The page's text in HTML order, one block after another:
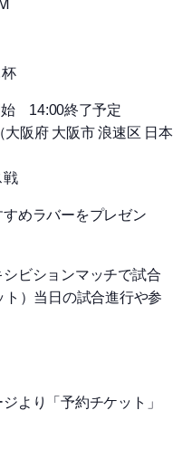
14:00終了予定
阪府 大阪市 浪速区 日本
戦
めラバーをプレゼン
ビションマッチで試合
）当日の試合進行や参
より「予約チケット」